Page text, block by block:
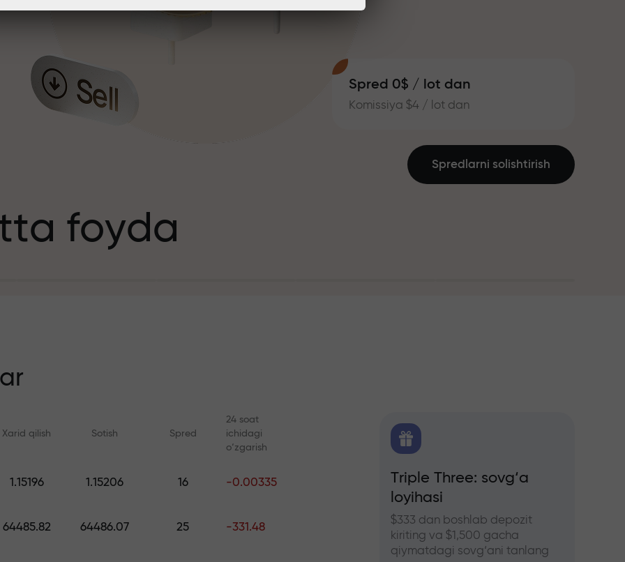
Spred 0$ / lot dan
Komissiya $4 / lot dan
foyda
uchun
jekpoti
Spredlarni solishtirish
Xarid qilish Sotish Spred
24 soat
ichidagi
o‘zgarish
1.15196 1.15206 16 -0.00335
64485.82 64486.07 25 -331.48
Onlayn kurslar
va vebinarlar
FX.CO bilan analitika
Triple Three: sovg‘a
loyihasi
$333 dan boshlab depozit
kiriting va $1,500 gacha
qiymatdagi sovg‘ani tanlang